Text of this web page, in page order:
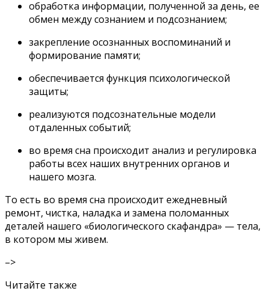
обработка информации, полученной за день, ее
обмен между сознанием и подсознанием;
закрепление осознанных воспоминаний и
формирование памяти;
обеспечивается функция психологической
защиты;
реализуются подсознательные модели
отдаленных событий;
во время сна происходит анализ и регулировка
работы всех наших внутренних органов и
нашего мозга.
То есть во время сна происходит ежедневный
ремонт, чистка, наладка и замена поломанных
деталей нашего «биологического скафандра» — тела,
в котором мы живем.
–>
Читайте также